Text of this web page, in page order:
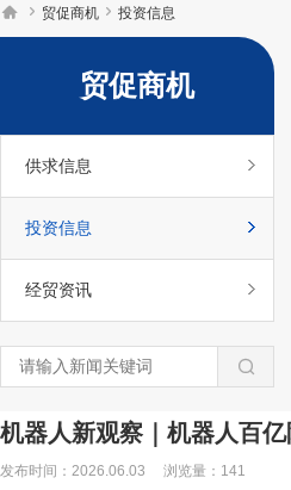
  贸促商机  投资信息
贸促商机
供求信息
投资信息
经贸资讯
机器人新观察｜机器人百
发布时间：2026.06.03 浏览量：141